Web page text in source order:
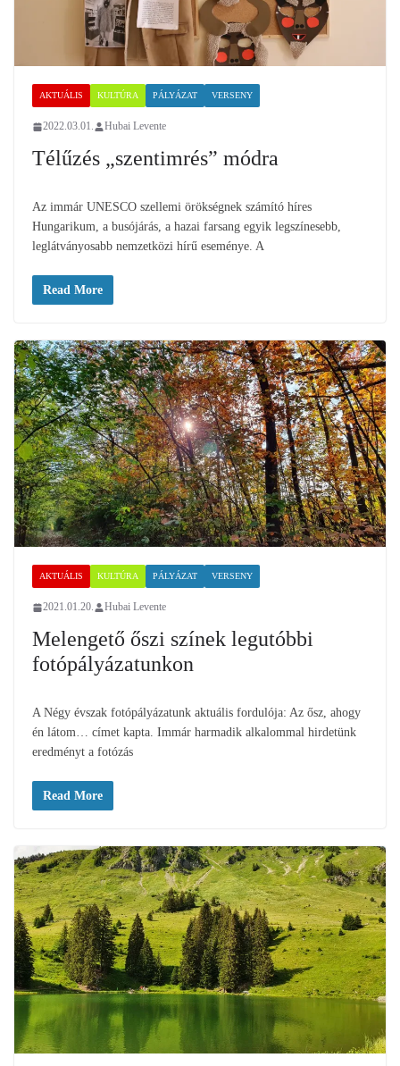
AKTUÁLIS KULTÚRA PÁLYÁZAT VERSENY
2022.03.01. Hubai Levente
Télűzés „szentimrés” módra
Az immár UNESCO szellemi örökségnek számító híres
Hungarikum, a busójárás, a hazai farsang egyik legszínesebb,
leglátványosabb nemzetközi hírű eseménye. A
Read More
AKTUÁLIS KULTÚRA PÁLYÁZAT VERSENY
2021.01.20. Hubai Levente
Melengető őszi színek legutóbbi
fotópályázatunkon
A Négy évszak fotópályázatunk aktuális fordulója: Az ősz, ahogy
én látom… címet kapta. Immár harmadik alkalommal hirdetünk
eredményt a fotózás
Read More